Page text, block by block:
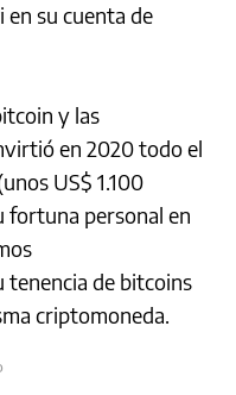
en su cuenta de
y las
en 2020 todo el
US$ 1.100
fortuna personal en
tenencia de bitcoins
criptomoneda.